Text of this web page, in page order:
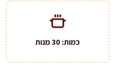
כמות: 30 מנות